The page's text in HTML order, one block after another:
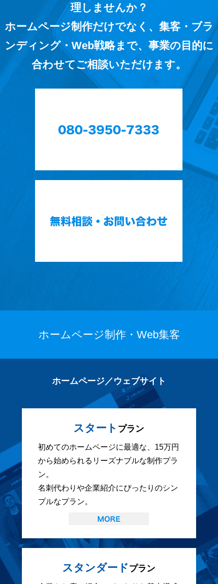
理しませんか？
ホームページ制作だけでなく、集客・ブラ
ンディング・Web戦略まで、事業の目的に
合わせてご相談いただけます。
ホームページ制作・Web集客
ホームページ／ウェブサイト
スタート プラン
初めてのホームページに最適な、15万円
から始められるリーズナブルな制作プラ
ン。
名刺代わりや企業紹介にぴったりのシン
プルなプラン。
スタンダードプラン